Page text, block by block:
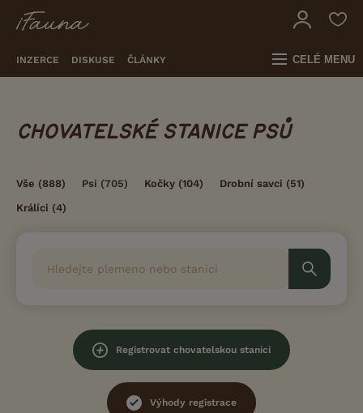
INZERCE DISKUSE ČLÁNKY CELÉ MENU
CHOVATELSKÉ STANICE PSŮ
Vše (888) Psi (705) Kočky (104) Drobní savci (51)
Králíci (4)
Registrovat chovatelskou stanici
Výhody registrace